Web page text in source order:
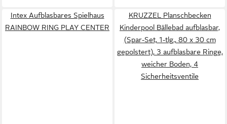
Intex Aufblasbares Spielhaus
RAINBOW RING PLAY CENTER
KRUZZEL Planschbecken
Kinderpool Bällebad aufblasbar,
(Spar-Set, 1-tlg., 80 x 30 cm
gepolstert), 3 aufblasbare Ringe,
weicher Boden, 4
Sicherheitsventile